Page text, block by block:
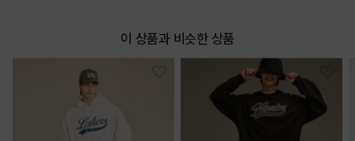
이 상품과 비슷한 상품